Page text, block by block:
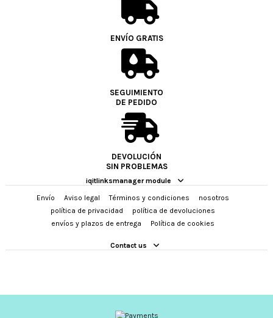
ENVÍO GRATIS
SEGUIMIENTO
DE PEDIDO
DEVOLUCIÓN
SIN PROBLEMAS
iqitlinksmanager module
Envío
Aviso legal Términos y condiciones
nosotros
política de privacidad
política de devoluciones
envíos y plazos de entrega
Política de cookies
Contact us